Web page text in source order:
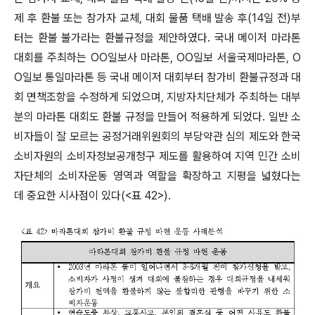
제 후 환불 또는 참가자 교체, 대회 물품 택배 발송 후(14일 전)부
터는 환불 불가라는 환불규정을 제안하였다. 국내 메이저 마라톤
대회를 주최하는 OO일보사 마라톤, OO일보 서울국제마라톤, O
O일보 통일마라톤 등 국내 메이저 대회부터 참가비 환불규정과 대
회 면책조항을 수정하게 되었으며, 지방자치단체가 주최하는 대부
분의 마라톤 대회도 환불 규정을 만들어 적용하게 되었다. 일반 소
비자들이 잘 모르는 공정거래위원회의 부당약관 심의 제도와 한국
소비자원의 소비자정보공개청구 제도를 활용하여 지역 민간 소비
자단체의 소비자운동 영역과 역할을 확장하고 지평을 넓혔다는
데 중요한 시사점이 있다(<표 42>).